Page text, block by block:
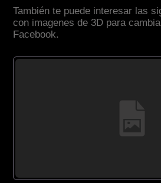
También te puede interesar las
con imagenes de 3D para
Facebook.